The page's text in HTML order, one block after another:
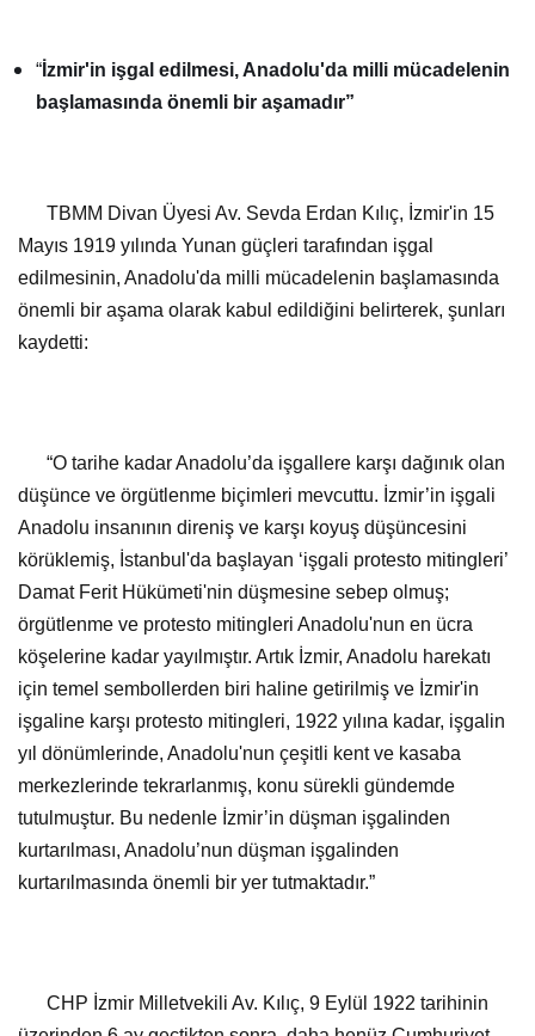
edilmesinin, Anadolu'da milli mücadelenin başlamasında
önemli bir aşama olarak kabul edildiğini belirterek, şunları
kaydetti:
Anadolu insanının direniş ve karşı koyuş düşüncesini
körüklemiş, İstanbul'da başlayan ‘işgali protesto mitingleri’
Damat Ferit Hükümeti'nin düşmesine sebep olmuş;
örgütlenme ve protesto mitingleri Anadolu'nun en ücra
köşelerine kadar yayılmıştır. Artık İzmir, Anadolu harekatı
için temel sembollerden biri haline getirilmiş ve İzmir'in
işgaline karşı protesto mitingleri, 1922 yılına kadar, işgalin
yıl dönümlerinde, Anadolu'nun çeşitli kent ve kasaba
merkezlerinde tekrarlanmış, konu sürekli gündemde
tutulmuştur. Bu nedenle İzmir’in düşman işgalinden
kurtarılması, Anadolu’nun düşman işgalinden
kurtarılmasında önemli bir yer tutmaktadır.”
ilan edilmeden, Lozan Antlaşması imzalanmadan önce
İzmir’de bir toplantı yapıldığını, yeni Türkiye’nin iktisat